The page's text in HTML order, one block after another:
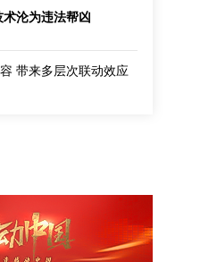
沦为违法帮凶
带来多层次联动效应